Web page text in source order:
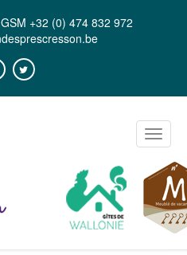
+32 (0) 474 832 972
Toggle